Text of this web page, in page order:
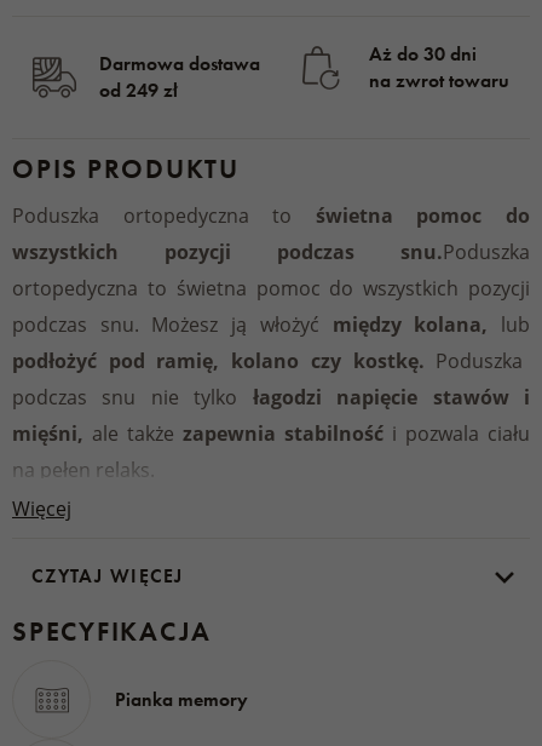
Darmowa dostawa
od 249 zł
Aż do 30 dni
na zwrot towaru
OPIS PRODUKTU
Poduszka ortopedyczna to świetna pomoc do
wszystkich pozycji podczas snu.Poduszka
ortopedyczna to świetna pomoc do wszystkich pozycji
podczas snu. Możesz ją włożyć między kolana, lub
podłożyć pod ramię, kolano czy kostkę. Poduszka
podczas snu nie tylko łagodzi napięcie stawów i
mięśni, ale także zapewnia stabilność i pozwala ciału
na pełen relaks.
problemy z kolanami, biodrami, kręgosłupem
dobrze się wyspać, ale rosnący brzuszek nie pozwala im
Więcej
CZYTAJ WIĘCEJ
SPECYFIKACJA
Pianka memory